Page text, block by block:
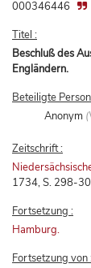
000346446
Titel :
Beschluß des
Engländern.
Beteiligte
Anonym
Zeitschrift :
1734, S. 298-
Fortsetzung :
Hamburg.
Fortsetzung von